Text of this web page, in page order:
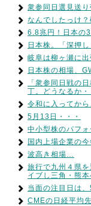
衆参同日選見送
なんでしたっけ
6.8兆円！日本の
日本株。「深押
岐阜は柳ヶ瀬に
日本株の相場、
「衆参同日戦の
丁。どうなるか・
令和に入ってか
5月13日・・・
中小型株のパフォ
国内上場企業の
波高き相場…
旅行で九州４県
イブし三角・熊本
当面の注目日は、
CMEの日経平均